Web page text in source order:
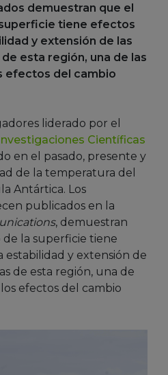
demuestran que el
tiene efectos
y extensión de las
esta región, una de las
efectos del cambio
liderado por el
Científicas
en el pasado, presente y
de la temperatura del
Antártica. Los
publicados en la
, demuestran
la superficie tiene
estabilidad y extensión de
de esta región, una de
efectos del cambio